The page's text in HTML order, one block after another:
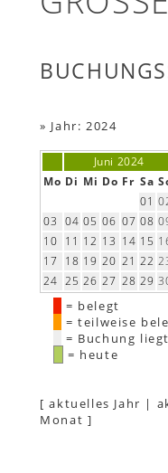
» Jahr: 2024
Juni 2024
Mo Di Mi Do Fr Sa
01
03
04 05 06 07 08
10 11 12 13 14 15
17 18 19 20 21 22
24 25 26 27 28 29
= belegt
= teilweise
= Buchung
= heute
[aktuelles Jahr |
Monat ]